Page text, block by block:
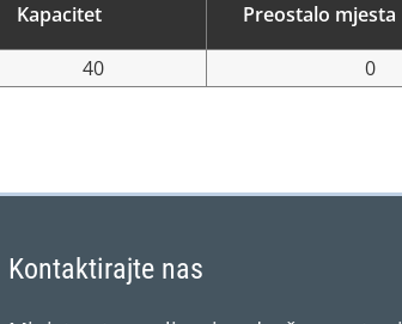
Kapacitet Preostalo mjesta
40 0
Kontaktirajte nas